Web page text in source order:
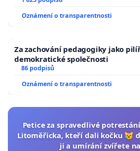
Oznámení o transparentnosti
Za zachování pedagogiky jako
demokratické společnosti
86 podpisů
Oznámení o transparentnosti
Petice za spravedlivé
Litoměřicka, kteří dali kočku 😿
ji a umírání zvířete